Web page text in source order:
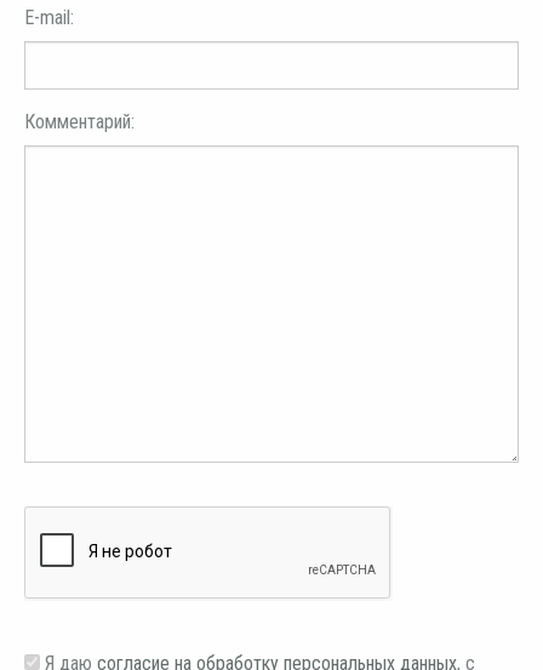
E-mail:
Комментарий:
Я даю согласие на обработку персональных данных, с